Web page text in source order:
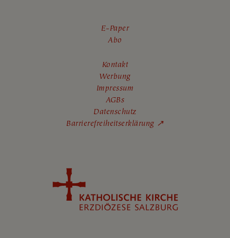
E-Paper
Abo
Kontakt
Werbung
Impressum
AGBs
Datenschutz
Barrierefreiheitserklärung ↗